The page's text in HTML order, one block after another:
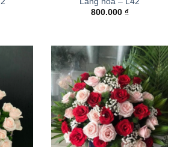
800.000 ₫